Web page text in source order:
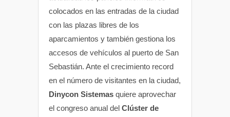
colocados en las entradas de la ciudad
con las plazas libres de los
aparcamientos y también gestiona los
accesos de vehículos al puerto de San
Sebastián. Ante el crecimiento record
en el número de visitantes en la ciudad,
Dinycon Sistemas quiere aprovechar
el congreso anual del Clúster de